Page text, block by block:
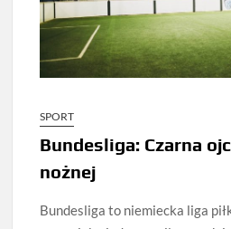
SPORT
Bundesliga: Czarna
nożnej
Bundesliga to niemiecka liga